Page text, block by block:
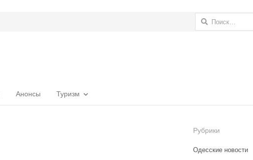
Найти:
Анонсы Туризм
Рубрики
Одесские новости